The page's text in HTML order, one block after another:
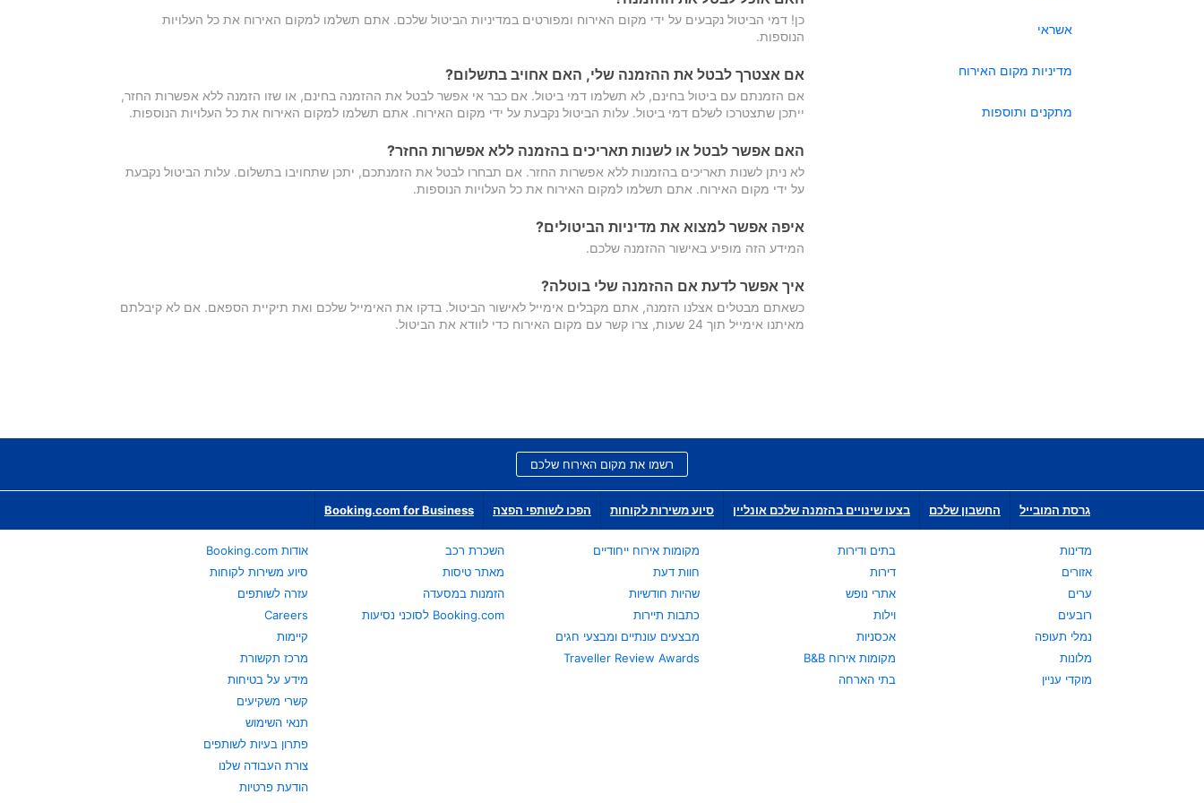
אשראי
מדיניות מקום האירוח
מתקנים ותוספות
כן! דמי הביטול נקבעים על ידי מקום האירוח ומפורטים במדיניות הביטול שלכם. אתם תשלמו למקום האירוח את כל העלויות
הנוספות.
אם אצטרך לבטל את ההזמנה שלי, האם אחויב בתשלום?
אם הזמנתם עם ביטול בחינם, לא תשלמו דמי ביטול. אם כבר אי אפשר לבטל את ההזמנה בחינם, או שזו הזמנה ללא אפשרות החזר,
ייתכן שתצטרכו לשלם דמי ביטול. עלות הביטול נקבעת על ידי מקום האירוח. אתם תשלמו למקום האירוח את כל העלויות הנוספות.
האם אפשר לבטל או לשנות תאריכים בהזמנה ללא אפשרות החזר?
לא ניתן לשנות תאריכים בהזמנות ללא אפשרות החזר. אם תבחרו לבטל את הזמנתכם, יתכן שתחויבו בתשלום. עלות הביטול נקבעת
על ידי מקום האירוח. אתם תשלמו למקום האירוח את כל העלויות הנוספות.
איפה אפשר למצוא את מדיניות הביטולים?
המידע הזה מופיע באישור ההזמנה שלכם.
איך אפשר לדעת אם ההזמנה שלי בוטלה?
כשאתם מבטלים אצלנו הזמנה, אתם מקבלים אימייל לאישור הביטול. בדקו את האימייל שלכם ואת תיקיית הספאם. אם לא קיבלתם
מאיתנו אימייל תוך 24 שעות, צרו קשר עם מקום האירוח כדי לוודא את הביטול.
רשמו את מקום האירוח שלכם
גרסת המובייל החשבון שלכם בצעו שינויים בהזמנה שלכם אונליין סיוע משירות לקוחות הפכו לשותפי הפצה Booking.com for Business
מדינות
אזורים
ערים
רובעים
נמלי תעופה
מלונות
מוקדי עניין
בתים ודירות
דירות
אתרי נופש
וילות
אכסניות
מקומות אירוח B&B
בתי הארחה
מקומות אירוח ייחודיים
חוות דעת
שהיות חודשיות
כתבות תיירות
מבצעים עונתיים ומבצעי חגים
Traveller Review Awards
השכרת רכב
מאתר טיסות
הזמנות במסעדה
Booking.com לסוכני נסיעות
אודות Booking.com
סיוע משירות לקוחות
עזרה לשותפים
Careers
קיימות
מרכז תקשורת
מידע על בטיחות
קשרי משקיעים
תנאי השימוש
פתרון בעיות לשותפים
צורת העבודה שלנו
הודעת פרטיות